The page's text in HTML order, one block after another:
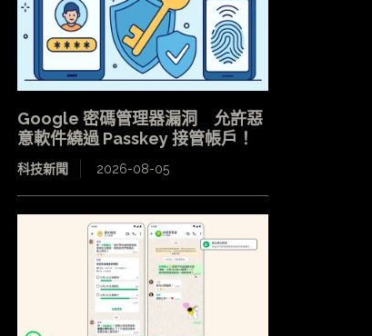
Google 密碼管理器漏洞 允許惡
意軟件繞過 Passkey 接管帳戶！
科技新聞 2026-08-05